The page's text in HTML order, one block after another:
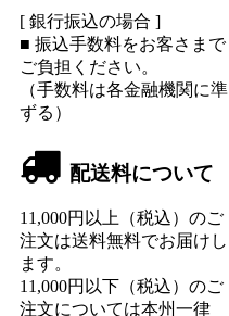
[ 銀行振込の場合 ]
■ 振込手数料をお客さまで
ご負担ください。
（手数料は各金融機関に準
ずる）
配送料について
11,000円以上（税込）のご
注文は送料無料でお届けし
ます。
11,000円以下（税込）のご
注文については本州一律